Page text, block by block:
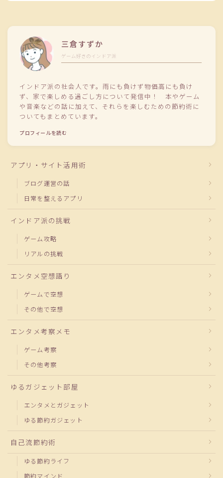
三倉すずか
ゲーム好きのインドア派
インドア派の社会人です。雨にも負けず物価高にも負け
ず、家で楽しめる過ごし方について発信中！ 本やゲーム
や音楽などの話に加えて、それらを楽しむための節約術に
ついてもまとめています。
プロフィールを読む
アプリ・サイト活用術
ブログ運営の話
日常を整えるアプリ
インドア派の挑戦
ゲーム攻略
リアルの挑戦
エンタメ空想語り
ゲームで空想
その他で空想
エンタメ考察メモ
ゲーム考察
その他考察
ゆるガジェット部屋
エンタメとガジェット
ゆる節約ガジェット
自己流節約術
ゆる節約ライフ
節約マインド